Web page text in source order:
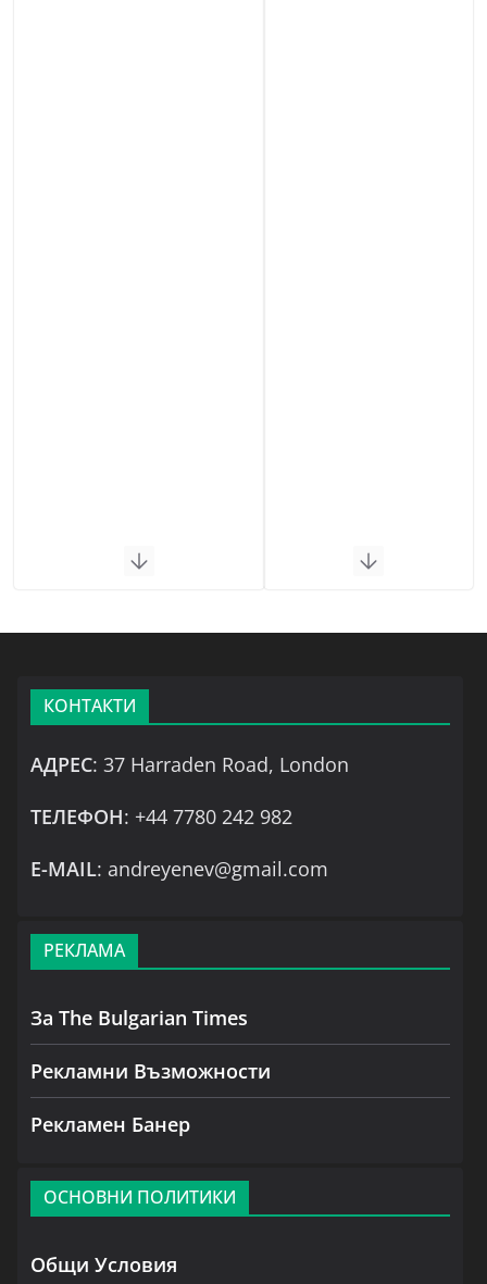
КОНТАКТИ
АДРЕС: 37 Harraden Road, London
ТЕЛЕФОН: +44 7780 242 982
Е-MAIL: andreyenev@gmail.com
РЕКЛАМА
За The Bulgarian Times
Рекламни Възможности
Рекламен Банер
ОСНОВНИ ПОЛИТИКИ
Общи Условия